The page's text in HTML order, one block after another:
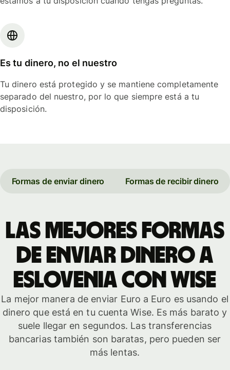
Es tu dinero, no el nuestro
Tu dinero está protegido y se mantiene completamente
separado del nuestro, por lo que siempre está a tu
disposición.
Formas de enviar dinero Formas de recibir dinero
Las mejores formas
de enviar dinero a
Eslovenia con Wise
La mejor manera de enviar Euro a Euro es usando el
dinero que está en tu cuenta Wise. Es más barato y
suele llegar en segundos. Las transferencias
bancarias también son baratas, pero pueden ser
más lentas.